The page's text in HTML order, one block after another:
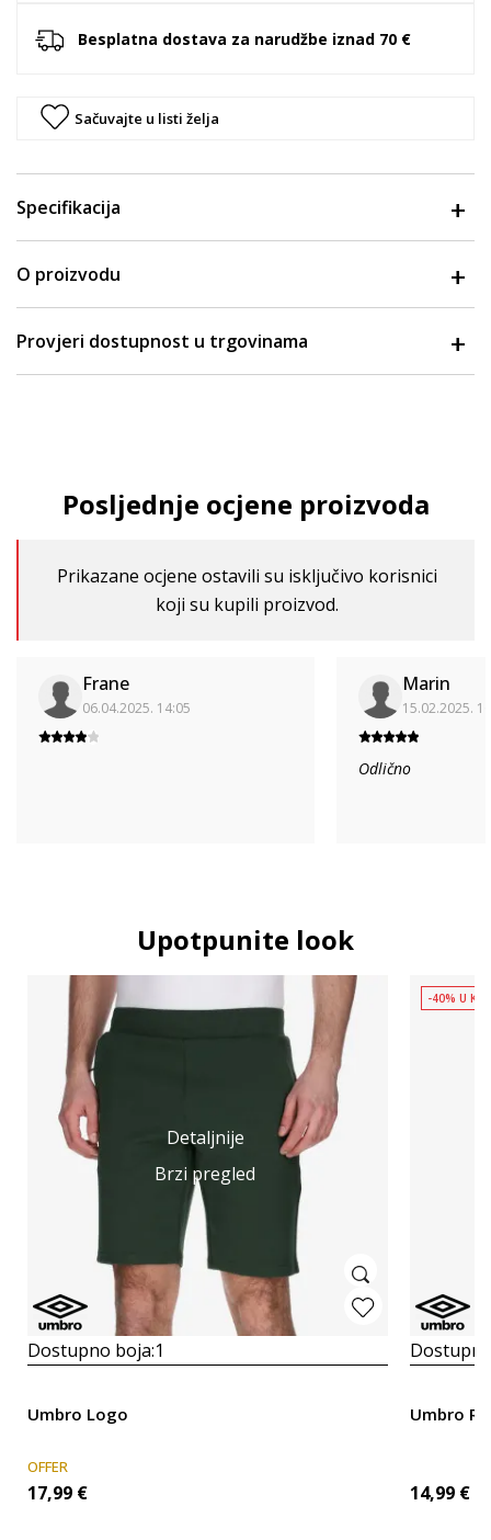
Besplatna dostava za narudžbe iznad 70 €
Sačuvajte u listi želja
Specifikacija
O proizvodu
Provjeri dostupnost u trgovinama
Posljednje ocjene proizvoda
Prikazane ocjene ostavili su isključivo korisnici
koji su kupili proizvod.
Frane
06.04.2025. 14:05
Marin
15.02.2025.
Odlično
Upotpunite look
Detaljnije
Brzi pregled
Dostupno boja:1
Umbro Logo
OFFER
17,99 €
-40% U
Umbro
14,99 €